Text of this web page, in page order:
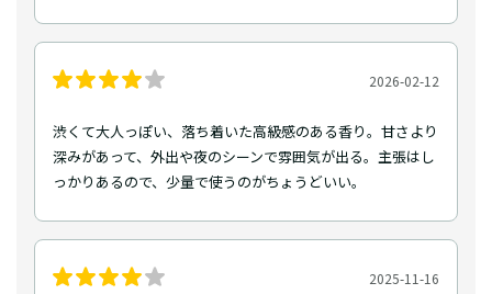
2026-02-12
渋くて大人っぽい、落ち着いた高級感のある香り。甘さより
深みがあって、外出や夜のシーンで雰囲気が出る。主張はし
っかりあるので、少量で使うのがちょうどいい。
2025-11-16